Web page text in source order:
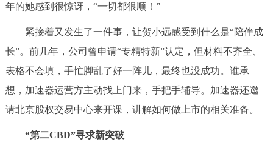
参与调查 在线访谈
走进北京
北京概况 十六区概览 人文北京
绿色北京 图说北京 视频北京
多语种
年的她感到很惊讶，“一切都很顺！”
紧接着又发生了一件事，让贺小远感受到什么是“陪伴成
长”。前几年，公司曾申请“专精特新”认定，但材料不齐全、
表格不会填，手忙脚乱了好一阵儿，最终也没成功。谁承
想，加速器运营方主动找上门来，手把手辅导。加速器还邀
请北京股权交易中心来开课，讲解如何做上市的相关准备。
“第二CBD”寻求新突破